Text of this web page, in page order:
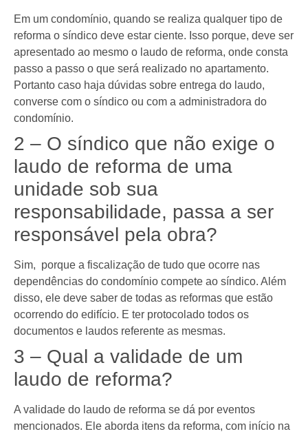
Em um condomínio, quando se realiza qualquer tipo de
reforma o síndico deve estar ciente. Isso porque, deve ser
apresentado ao mesmo o laudo de reforma, onde consta
passo a passo o que será realizado no apartamento.
Portanto caso haja dúvidas sobre entrega do laudo,
converse com o síndico ou com a administradora do
condomínio.
2 – O síndico que não exige o
laudo de reforma de uma
unidade sob sua
responsabilidade, passa a ser
responsável pela obra?
Sim, porque a fiscalização de tudo que ocorre nas
dependências do condomínio compete ao síndico. Além
disso, ele deve saber de todas as reformas que estão
ocorrendo do edifício. E ter protocolado todos os
documentos e laudos referente as mesmas.
3 – Qual a validade de um
laudo de reforma?
A validade do laudo de reforma se dá por eventos
mencionados. Ele aborda itens da reforma, com início na